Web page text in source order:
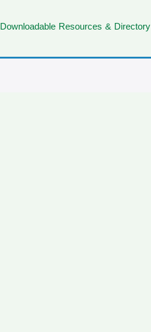
Downloadable Resources & Directory